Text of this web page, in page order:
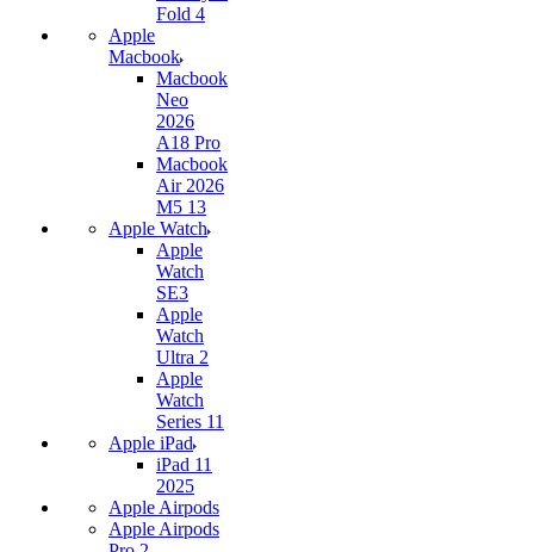
Fold 4
Apple
Macbook
Macbook
Neo
2026
A18 Pro
Macbook
Air 2026
M5 13
Apple Watch
Apple
Watch
SE3
Apple
Watch
Ultra 2
Apple
Watch
Series 11
Apple iPad
iPad 11
2025
Apple Airpods
Apple Airpods